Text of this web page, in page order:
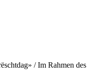
/ Im Rahmen des